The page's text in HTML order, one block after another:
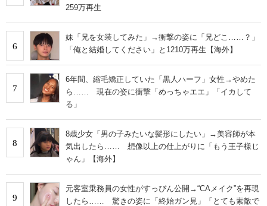
259万再生
6
妹「兄を女装してみた」→衝撃の姿に「兄どこ……？」
「俺と結婚してください」と1210万再生【海外】
7
6年間、縮毛矯正していた「黒人ハーフ」女性→やめた
ら…… 現在の姿に衝撃「めっちゃエエ」「イカして
る」
8
8歳少女「男の子みたいな髪形にしたい」→美容師が本
気出したら…… 想像以上の仕上がりに「もう王子様じ
ゃん」【海外】
9
元客室乗務員の女性がすっぴん公開→“CAメイク”を再現
したら…… 驚きの姿に「終始ガン見」「とても素敵で